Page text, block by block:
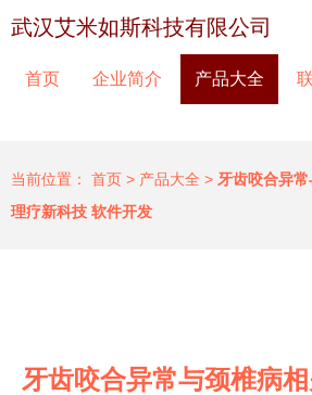
武汉艾米如斯科技有限公司
首页 企业简介 产品大全
当前位置： 首页 > 产品大全 > 牙齿咬合异
理疗新科技 软件开发
牙齿咬合异常与颈椎病